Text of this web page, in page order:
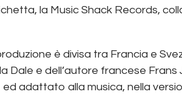
la Music Shack Records,
è divisa tra Francia e
Dale e dell’autore francese Frans
adattato alla musica, nella